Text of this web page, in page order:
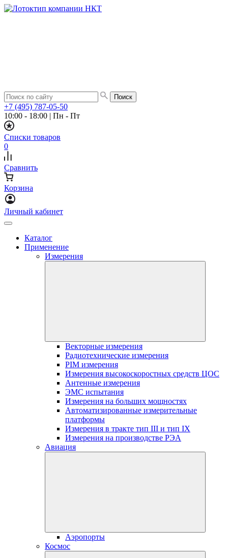
+7 (495) 787-05-50
10:00 - 18:00 | Пн - Пт
Списки товаров
0
Сравнить
Корзина
Личный кабинет
Каталог
Применение
Измерения
Векторные измерения
Радиотехнические измерения
PIM измерения
Измерения высокоскоростных средств ЦОС
Антенные измерения
ЭМС испытания
Измерения на больших мощностях
Автоматизированные измерительные
платформы
Измерения в тракте тип III и тип IX
Измерения на производстве РЭА
Авиация
Аэропорты
Космос